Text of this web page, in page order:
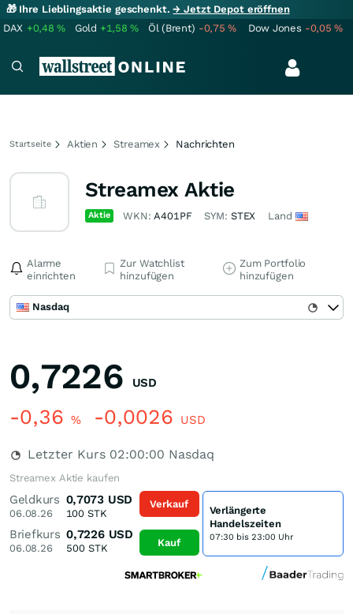
🎁 Ihre Lieblingsaktie geschenkt.→ Jetzt Depot eröffnen
DAX +0,48% Gold +1,58% Öl (Brent) -0,75% Dow Jones -0,05%
Startseite Aktien Streamex Nachrichten
Streamex Aktie
Aktie WKN:A401PF SYM: STEX Land
Alarme
einrichten
Zur Watchlist
hinzufügen
Zum Portfolio
hinzufügen
Nasdaq
0,7226 USD
-0,36 % -0,0026 USD
Letzter Kurs 02:00:00 Nasdaq
Streamex Aktie kaufen
Geldkurs
06.08.26
0,7073 USD
100 STK
Briefkurs
06.08.26
0,7226 USD
500STK
Verkauf
Kauf
Verlängerte
Handelszeiten
07:30 bis 23:00 Uhr